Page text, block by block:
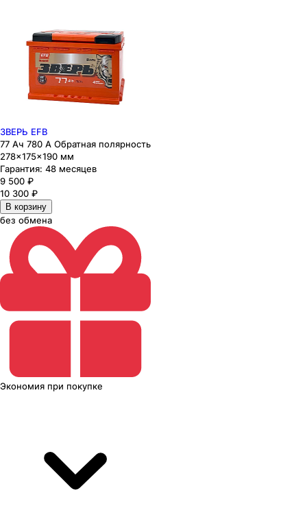
ЗВЕРЬ EFB
77 Ач 780 А Обратная полярность
278×175×190 мм
Гарантия: 48 месяцев
9 500 ₽
10 300 ₽
В корзину
без обмена
Экономия при покупке